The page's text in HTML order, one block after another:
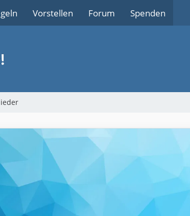
Vorstellen Forum Spenden